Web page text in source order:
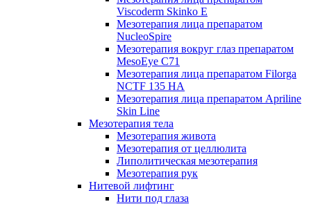
Viscoderm Skinko E
Мезотерапия лица препаратом
NucleoSpire
Мезотерапия вокруг глаз препаратом
MesoEye С71
Мезотерапия лица препаратом Filorga
NCTF 135 HA
Мезотерапия лица препаратом Apriline
Skin Line
Мезотерапия тела
Мезотерапия живота
Мезотерапия от целлюлита
Липолитическая мезотерапия
Мезотерапия рук
Нитевой лифтинг
Нити под глаза